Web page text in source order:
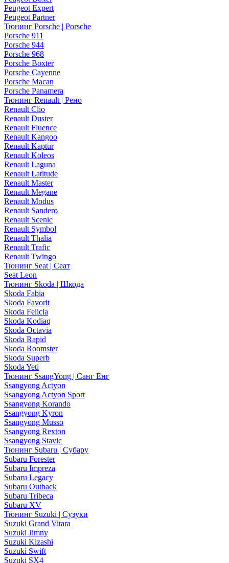
Peugeot Expert
Peugeot Partner
Тюнинг Porsche | Porsche
Porsche 911
Porsche 944
Porsche 968
Porsche Boxter
Porsche Cayenne
Porsche Macan
Porsche Panamera
Тюнинг Renault | Рено
Renault Clio
Renault Duster
Renault Fluence
Renault Kangoo
Renault Kaptur
Renault Koleos
Renault Laguna
Renault Latitude
Renault Master
Renault Megane
Renault Modus
Renault Sandero
Renault Scenic
Renault Symbol
Renault Thalia
Renault Trafic
Renault Twingo
Тюнинг Seat | Сеат
Seat Leon
Тюнинг Skoda | Шкода
Skoda Fabia
Skoda Favorit
Skoda Felicia
Skoda Kodiaq
Skoda Octavia
Skoda Rapid
Skoda Roomster
Skoda Superb
Skoda Yeti
Тюнинг SsangYong | Санг Енг
Ssangyong Actyon
Ssangyong Actyon Sport
Ssangyong Korando
Ssangyong Kyron
Ssangyong Musso
Ssangyong Rexton
Ssangyong Stavic
Тюнинг Subaru | Субару
Subaru Forester
Subaru Impreza
Subaru Legacy
Subaru Outback
Subaru Tribeca
Subaru XV
Тюнинг Suzuki | Сузуки
Suzuki Grand Vitara
Suzuki Jimny
Suzuki Kizashi
Suzuki Swift
Suzuki SX4